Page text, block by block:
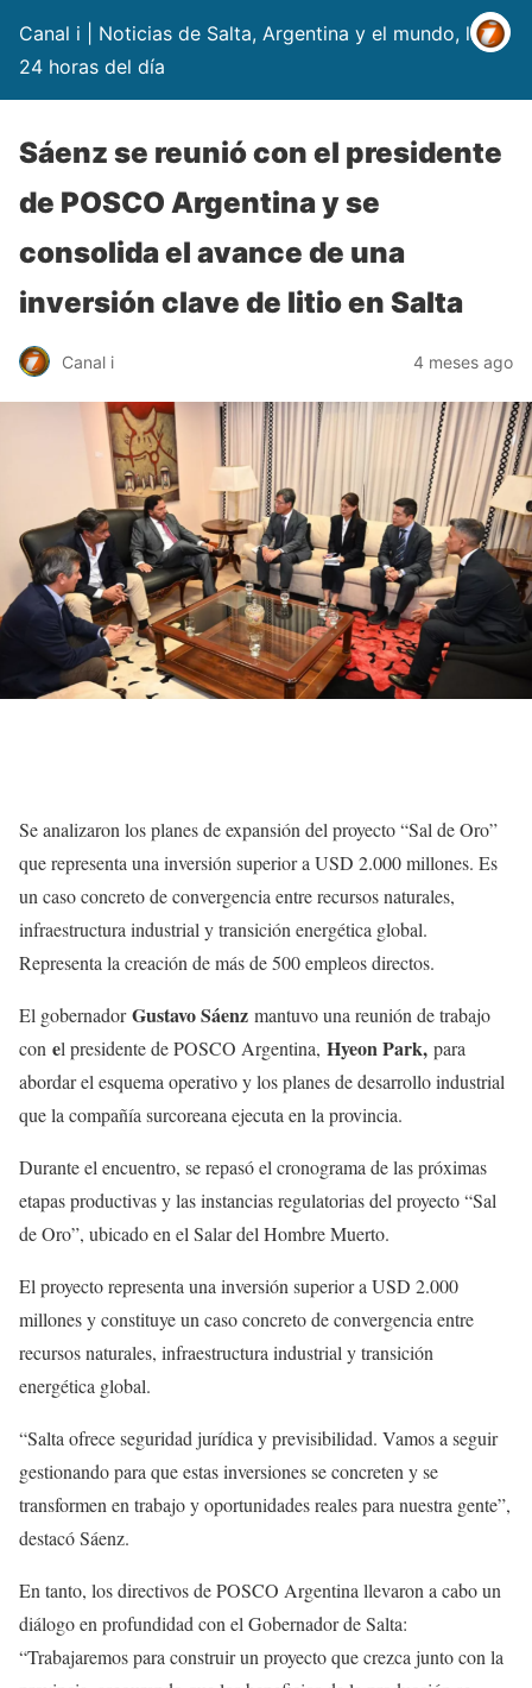
Canal i | Noticias de Salta, Argentina y el mundo, las
24 horas del día
Sáenz se reunió con el presidente
de POSCO Argentina y se
consolida el avance de una
inversión clave de litio en Salta
Canal i 4 meses ago
Se analizaron los planes de expansión del proyecto “Sal de Oro”
que representa una inversión superior a USD 2.000 millones. Es
un caso concreto de convergencia entre recursos naturales,
infraestructura industrial y transición energética global.
Representa la creación de más de 500 empleos directos.
El gobernadorGustavo Sáenz mantuvo una reunión de trabajo
con el presidente de POSCO Argentina, Hyeon Park, para
abordar el esquema operativo y los planes de desarrollo industrial
que la compañía surcoreana ejecuta en la provincia.
Durante el encuentro, se repasó el cronograma de las próximas
etapas productivas y las instancias regulatorias del proyecto “Sal
de Oro”, ubicado en el Salar del Hombre Muerto.
El proyecto representa una inversión superior a USD 2.000
millones y constituye un caso concreto de convergencia entre
recursos naturales, infraestructura industrial y transición
energética global.
“Salta ofrece seguridad jurídica y previsibilidad. Vamos a seguir
gestionando para que estas inversiones se concreten y se
transformen en trabajo y oportunidades reales para nuestra gente”,
destacó Sáenz.
En tanto, los directivos de POSCO Argentina llevaron a cabo un
diálogo en profundidad con el Gobernador de Salta:
“Trabajaremos para construir un proyecto que crezca junto con la